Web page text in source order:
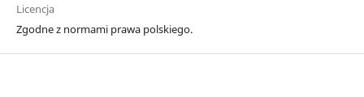
Licencja
Zgodne z normami prawa polskiego.